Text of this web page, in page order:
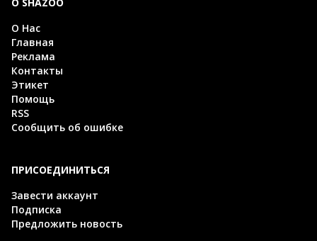
О Нас
Главная
Реклама
Контакты
Этикет
Помощь
RSS
Сообщить об ошибке
ПРИСОЕДИНИТЬСЯ
Завести аккаунт
Подписка
Предложить новость